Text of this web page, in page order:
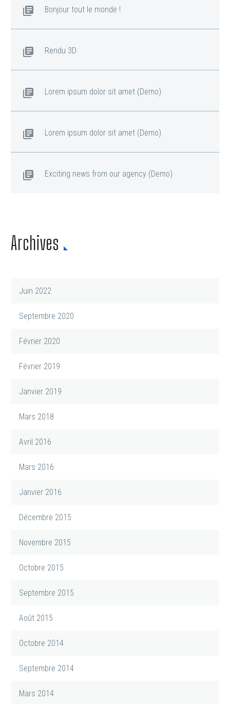
Bonjour tout le monde !
Rendu 3D
Lorem ipsum dolor sit amet (Demo)
Lorem ipsum dolor sit amet (Demo)
Exciting news from our agency (Demo)
Archives
Juin 2022
Septembre 2020
Février 2020
Février 2019
Janvier 2019
Mars 2018
Avril 2016
Mars 2016
Janvier 2016
Décembre 2015
Novembre 2015
Octobre 2015
Septembre 2015
Août 2015
Octobre 2014
Septembre 2014
Mars 2014